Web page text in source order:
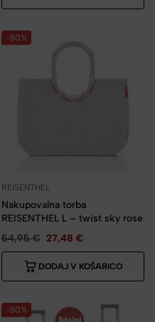
-50%
REISENTHEL
Nakupovalna torba
REISENTHEL L – twist sky rose
54,95€ 27,48 €
DODAJ V KOŠARICO
-50%